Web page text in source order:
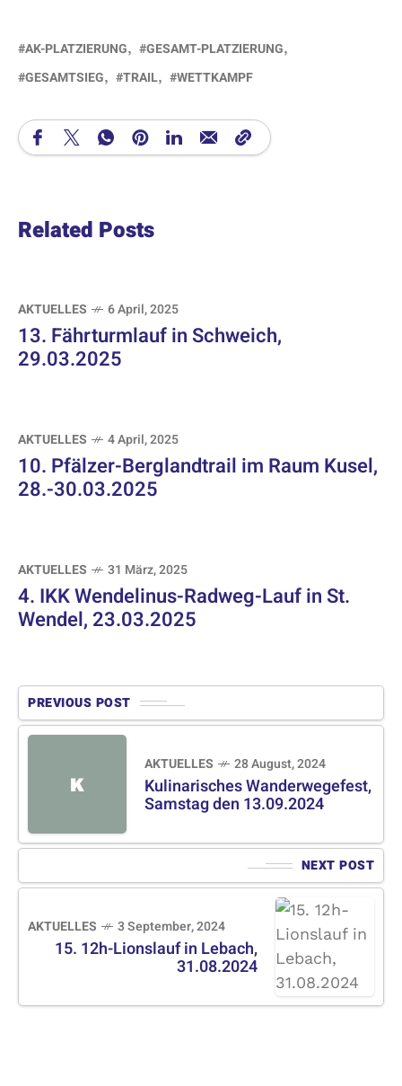
AK-PLATZIERUNG
GESAMT-PLATZIERUNG
GESAMTSIEG
TRAIL WETTKAMPF
Related Posts
AKTUELLES 6 April, 2025
13. Fährturmlauf in Schweich,
29.03.2025
AKTUELLES 4 April, 2025
10. Pfälzer-Berglandtrail im Raum Kusel,
28.-30.03.2025
AKTUELLES 31 März, 2025
4. IKK Wendelinus-Radweg-Lauf in St.
Wendel, 23.03.2025
PREVIOUS POST
K
AKTUELLES 28 August, 2024
Kulinarisches Wanderwegefest,
Samstag den 13.09.2024
NEXT POST
AKTUELLES 3 September, 2024
15. 12h-Lionslauf in Lebach,
31.08.2024